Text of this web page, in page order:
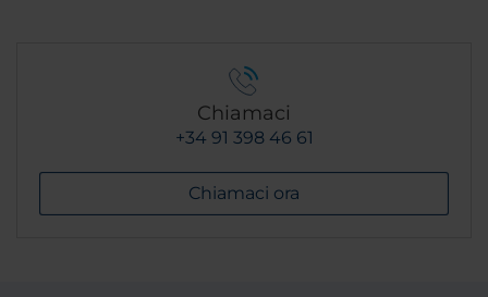
Chiamaci
+34 91 398 46 61
Chiamaci ora